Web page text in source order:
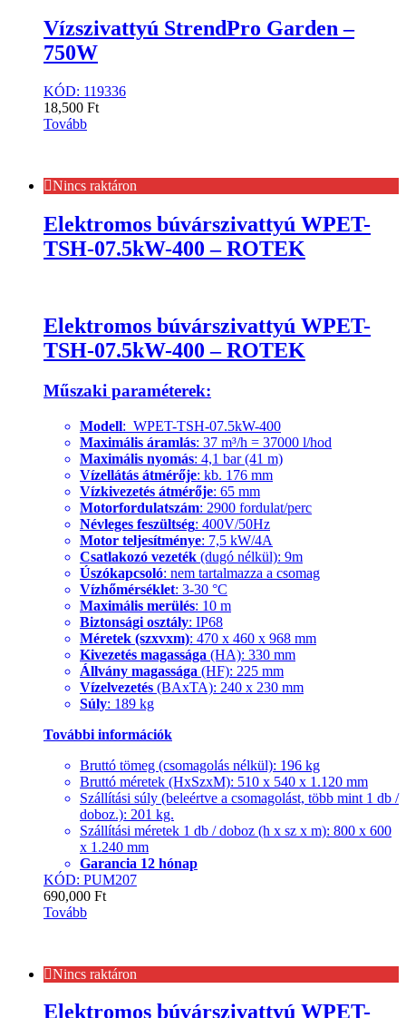
Vízszivattyú StrendPro Garden –
750W
KÓD: 119336
18,500 Ft
Tovább
Nincs raktáron
Elektromos búvárszivattyú WPET-
TSH-07.5kW-400 – ROTEK
Elektromos búvárszivattyú WPET-
TSH-07.5kW-400 – ROTEK
Műszaki paraméterek:
Modell: WPET-TSH-07.5kW-400
Maximális áramlás: 37 m³/h = 37000 l/hod
Maximális nyomás: 4,1 bar (41 m)
Vízellátás átmérője: kb. 176 mm
Vízkivezetés átmérője: 65 mm
Motorfordulatszám: 2900 fordulat/perc
Névleges feszültség: 400V/50Hz
Motor teljesítménye: 7,5 kW/4A
Csatlakozó vezeték (dugó nélkül): 9m
Úszókapcsoló: nem tartalmazza a csomag
Vízhőmérséklet: 3-30 °C
Maximális merülés: 10 m
Biztonsági osztály: IP68
Méretek (szxvxm): 470 x 460 x 968 mm
Kivezetés magassága (HA): 330 mm
Állvány magassága (HF): 225 mm
Vízelvezetés (BAxTA): 240 x 230 mm
Súly: 189 kg
További információk
Bruttó tömeg (csomagolás nélkül): 196 kg
Bruttó méretek (HxSzxM): 510 x 540 x 1.120 mm
Szállítási súly (beleértve a csomagolást, több mint 1 db /
doboz.): 201 kg.
Szállítási méretek 1 db / doboz (h x sz x m): 800 x 600
x 1.240 mm
Garancia 12 hónap
KÓD: PUM207
690,000 Ft
Tovább
Nincs raktáron
Elektromos búvárszivattyú WPET-